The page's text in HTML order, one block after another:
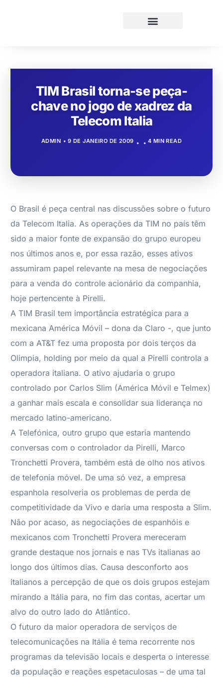
TIM Brasil torna-se peça-
chave no jogo de xadrez da
Telecom Italia
ADMIN 9 DE JANEIRO DE 2009 4 MIN READ
O Brasil é peça central nas discussões sobre o futuro
da Telecom Italia. As operações da TIM no país têm
sido a maior fonte de expansão do grupo europeu
nos últimos anos e, por essa razão, esses ativos
assumiram papel relevante na mesa de negociações
para a venda do controle acionário da companhia,
hoje pertencente à Pirelli.
A TIM Brasil tem importância estratégica para a
mexicana América Móvil – dona da Claro -, que junto
com a AT&T fez uma proposta por dois terços da
Olimpia, holding por meio da qual a Pirelli controla a
operadora italiana. O ativo ajudaria o grupo
controlado por Carlos Slim (América Móvil e Telmex)
a ganhar mais escala e consolidar sua liderança no
mercado latino-americano.
A Telefónica, outro grupo que estaria mantendo
conversas com o controlador da Pirelli, Marco
Tronchetti Provera, também está de olho nos ativos
de telefonia móvel. De uma só vez, a empresa
espanhola resolveria os problemas de perda de
competitividade da Vivo e daria uma resposta a Slim.
Não por acaso, as negociações de espanhóis e
mexicanos com Tronchetti Provera mereceram
grande destaque nos jornais e nas TVs italianas ao
longo dos últimos dias. Causa desconforto aos
italianos a percepção de que os dois grupos estejam
mirando a Itália para, no fim das contas, acertar um
alvo do outro lado do Atlântico.
O futuro da maior operadora de serviços de
telecomunicações na Itália é tema recorrente nos
programas da televisão locais e desperta o interesse
da população e reações espetaculosas – de uma tal